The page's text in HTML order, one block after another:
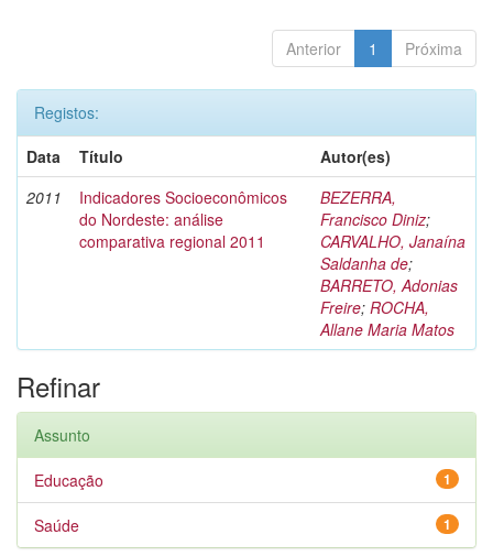
Anterior 1 Próxima
Registos:
Data
Título
Autor(es)
2011
Indicadores Socioeconômicos
do Nordeste: análise
comparativa regional 2011
BEZERRA,
Francisco Diniz;
CARVALHO, Janaína
Saldanha de;
BARRETO, Adonias
Freire; ROCHA,
Allane Maria Matos
Refinar
Assunto
1
Educação
1
Saúde